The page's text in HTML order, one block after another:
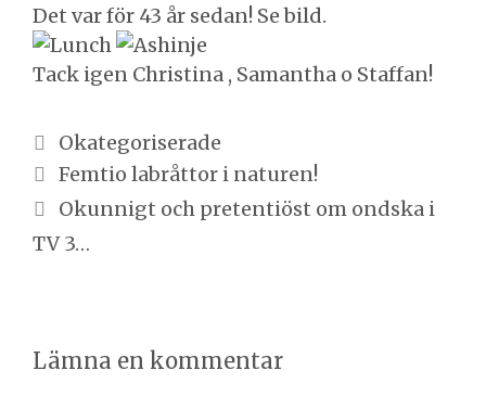
Det var för 43 år sedan! Se bild.
Tack igen Christina , Samantha o Staffan!
Kategorier
Okategoriserade
Inläggsnavigering
Femtio labråttor i naturen!
Okunnigt och pretentiöst om ondska i
TV 3…
Lämna en kommentar